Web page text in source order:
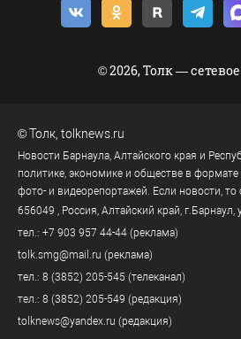
© 2026, Толк —
©Толк tolknews.ru
Новости Барнаула, Алтайского края и
политике, экономике и обществе в формате
фото- и видеорепортажей. Если новости,
656049 , Россия, Алтайский край, г.Барнаул,
тел.: +7 903 957 44-44 (реклама)
tolk.smg@mail.ru (реклама)
тел.: 8 (3852) 205-545 (телеканал)
тел.: 8 (3852) 205-549 (редакция)
tolknews@yandex.ru (редакция)